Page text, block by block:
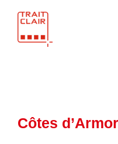
Côtes d’Armor